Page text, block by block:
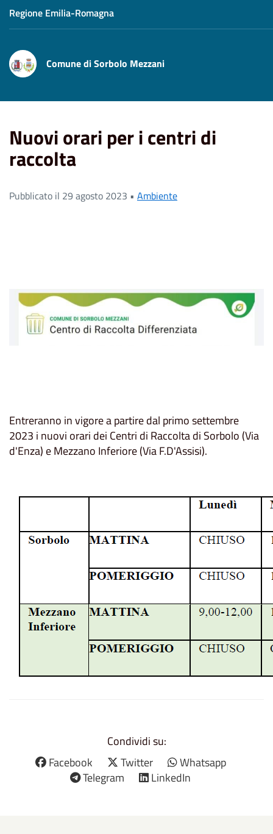
Regione Emilia-Romagna
Comune di Sorbolo Mezzani
Nuovi orari per i centri di
raccolta
Pubblicato il 29 agosto 2023 • Ambiente
Entreranno in vigore a partire dal primo settembre
2023 i nuovi orari dei Centri di Raccolta di Sorbolo (Via
d'Enza) e Mezzano Inferiore (Via F.D'Assisi).
Condividi su:
Facebook
Twitter
Whatsapp
Telegram
LinkedIn